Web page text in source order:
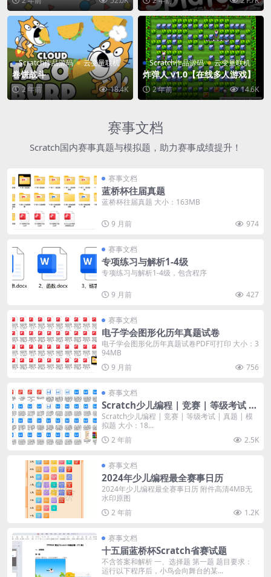
Scratch作品源码 云变量联机
卷饼战斗
2 年前 18.4K
Scratch作品源码 云变量联机
炸弹人 v1.0【在线多人游戏】
2 年前 14.6K
赛事文档
Scratch国内赛事真题与模拟题，助力赛事成绩提升！
赛事文档
蓝桥杯往届真题
蓝桥杯往届真题 大小：163MB
9 月前 974
赛事文档
专项练习与解析1-4级
专项练习与解析1-4级，包含程序
9 月前 427
赛事文档
电子学会图形化历年真题试卷
电子学会图形化历年真题试卷PDF可打印 大小：3
94MB
9 月前
756
赛事文档
Scratch少儿编程 | 竞赛 | 等级考试 |
真题 | 模拟题
Scratch少儿编程 | 竞赛 | 等级考试 | 真题 | 模
拟题 大小：18...
2 年前
2.5K
赛事文档
2024年少儿编程最全赛事日历
2024年少儿编程最全赛事日历 附件高清4MB无
水印原图
2 年前
1.2K
赛事文档
十五届蓝桥杯Scratch省赛试题
不含答案和解析 一、选择题 第一题 题目要求：
运行以下程序后，小鸟会向舞台的某...